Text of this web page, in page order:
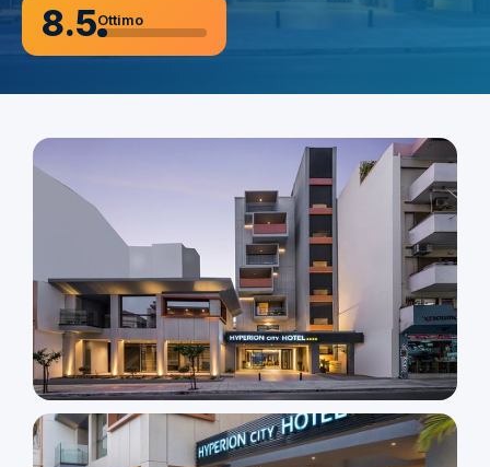
8.5Ottimo